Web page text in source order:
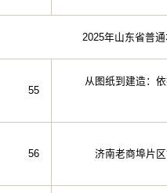
2025年山东省普
55
从图纸到建造：
56 济南老商埠片